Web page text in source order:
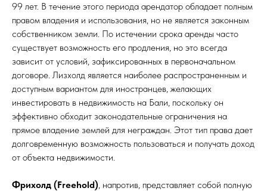
99 лет. В течение этого периода арендатор обладает полным
правом владения и использования, но не является законным
собственником земли. По истечении срока аренды часто
существует возможность его продления, но это всегда
зависит от условий, зафиксированных в первоначальном
договоре. Лизхолд является наиболее распространенным и
доступным вариантом для иностранцев, желающих
инвестировать в недвижимость на Бали, поскольку он
эффективно обходит законодательные ограничения на
прямое владение землей для неграждан. Этот тип права дает
долговременную возможность пользоваться и получать доход
от объекта недвижимости.
Фрихолд (Freehold), напротив, представляет собой полную